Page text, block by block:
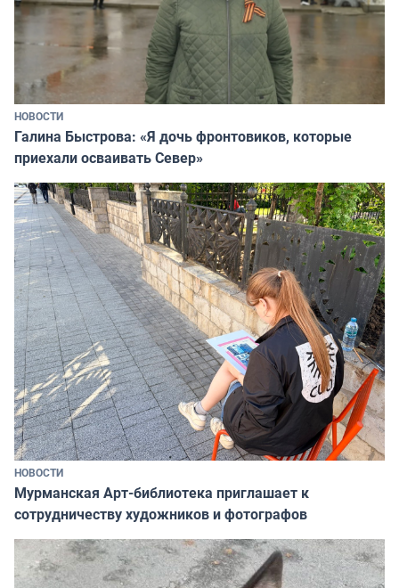
НОВОСТИ
Галина Быстрова: «Я дочь фронтовиков, которые
приехали осваивать Север»
НОВОСТИ
Мурманская Арт-библиотека приглашает к
сотрудничеству художников и фотографов